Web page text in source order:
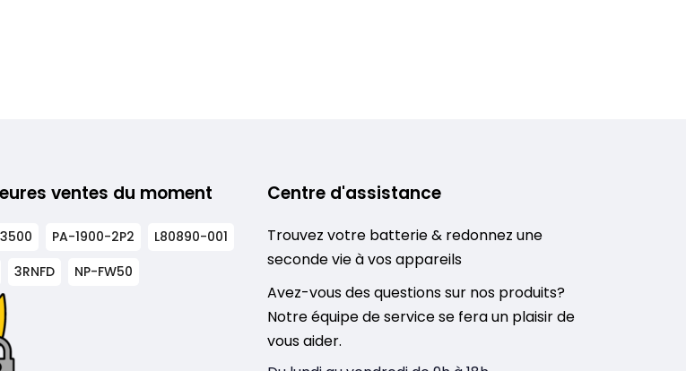
ventes du moment
PA-1900-2P2
L80890-001
3RNFD NP-FW50
Centre d'assistance
Trouvez votre batterie & redonnez une
seconde vie à vos appareils
Avez-vous des questions sur nos produits?
Notre équipe de service se fera un plaisir de
vous aider.